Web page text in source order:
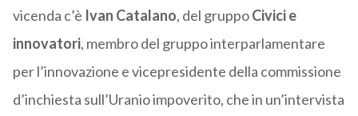
vicenda c’è Ivan Catalano, del gruppoCivici e
innovatori, membro del gruppo interparlamentare
per l’innovazione e vicepresidente della commissione
d’inchiesta sull’Uranio impoverito, che in un’intervista